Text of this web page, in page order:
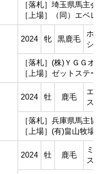
［落札］埼玉県馬主
［上場］（同）エベ
2024 牝 黒鹿毛
ホ
シ
［落札］(株)ＹＧＧ
［上場］ゼットステ
2024 牡 鹿毛
エ
ス
［落札］兵庫県馬主
［上場］(有)畠山牧場
2024 牡 鹿毛
ミ
ス